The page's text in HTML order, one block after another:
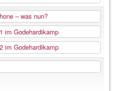
– was nun?
im Godehardikamp
im Godehardikamp